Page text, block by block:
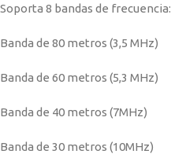
Soporta 8 bandas de frecuencia:
Banda de 80 metros (3,5 MHz)
Banda de 60 metros (5,3 MHz)
Banda de 40 metros (7MHz)
Banda de 30 metros (10MHz)